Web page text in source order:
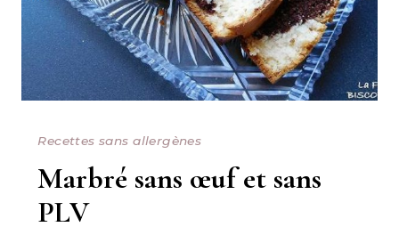
Recettes sans allergènes
Marbré sans œuf et sans
PLV